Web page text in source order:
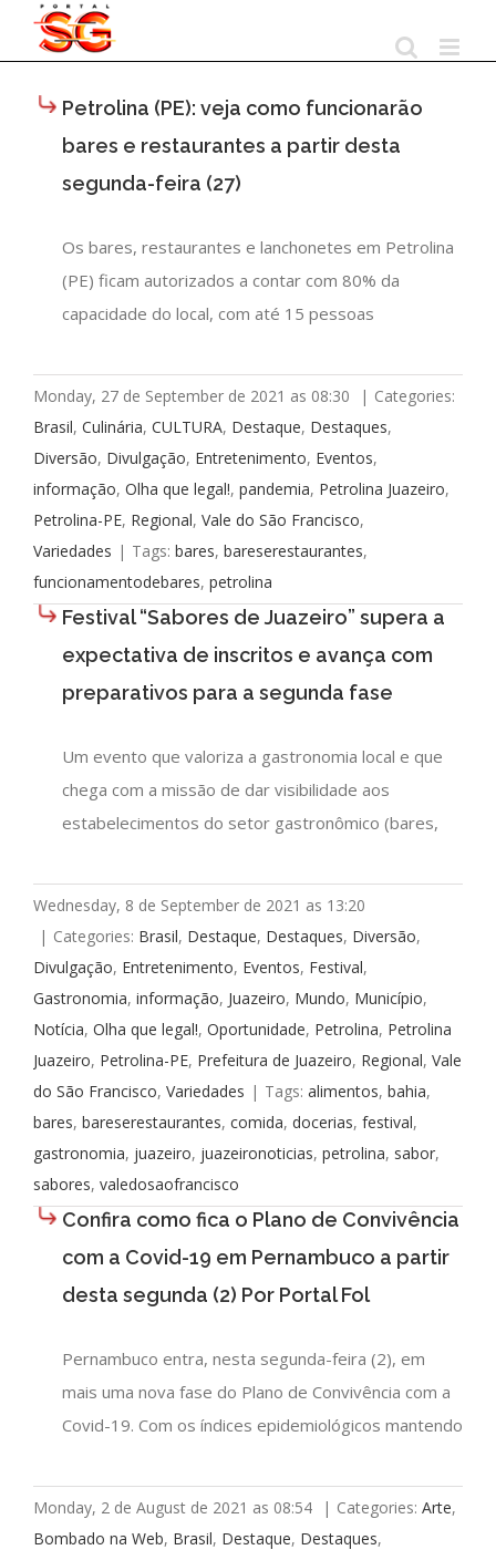
Petrolina (PE): veja como funcionarão
bares e restaurantes a partir desta
segunda-feira (27)
Os bares, restaurantes e lanchonetes em Petrolina
(PE) ficam autorizados a contar com 80% da
capacidade do local, com até 15 pessoas
Monday, 27 de September de 2021 as 08:30 | Categories:
Brasil, Culinária, CULTURA, Destaque, Destaques,
Diversão, Divulgação, Entretenimento, Eventos,
informação, Olha que legal!, pandemia, Petrolina Juazeiro,
Petrolina-PE, Regional, Vale do São Francisco,
Variedades | Tags: bares, bareserestaurantes,
funcionamentodebares, petrolina
Festival “Sabores de Juazeiro” supera a
expectativa de inscritos e avança com
preparativos para a segunda fase
Um evento que valoriza a gastronomia local e que
chega com a missão de dar visibilidade aos
estabelecimentos do setor gastronômico (bares,
Wednesday, 8 de September de 2021 as 13:20
| Categories: Brasil, Destaque, Destaques, Diversão,
Divulgação, Entretenimento, Eventos, Festival,
Gastronomia, informação, Juazeiro, Mundo, Município,
Notícia, Olha que legal!, Oportunidade, Petrolina, Petrolina
Juazeiro, Petrolina-PE, Prefeitura de Juazeiro, Regional, Vale
do São Francisco, Variedades | Tags: alimentos, bahia,
bares, bareserestaurantes, comida, docerias, festival,
gastronomia, juazeiro, juazeironoticias, petrolina, sabor,
sabores, valedosaofrancisco
Confira como fica o Plano de Convivência
com a Covid-19 em Pernambuco a partir
desta segunda (2) Por Portal Fol
Pernambuco entra, nesta segunda-feira (2), em
mais uma nova fase do Plano de Convivência com a
Covid-19. Com os índices epidemiológicos mantendo
Monday, 2 de August de 2021 as 08:54 | Categories: Arte,
Bombado na Web, Brasil, Destaque, Destaques,